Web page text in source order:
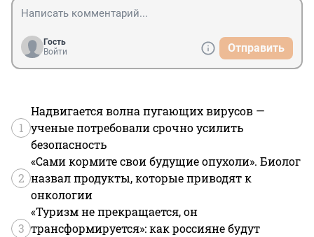
Гость
Войти
Отправить
1
Надвигается волна пугающих вирусов —
ученые потребовали срочно усилить
безопасность
2
«Сами кормите свои будущие опухоли». Биолог
назвал продукты, которые приводят к
онкологии
3
«Туризм не прекращается, он
трансформируется»: как россияне будут